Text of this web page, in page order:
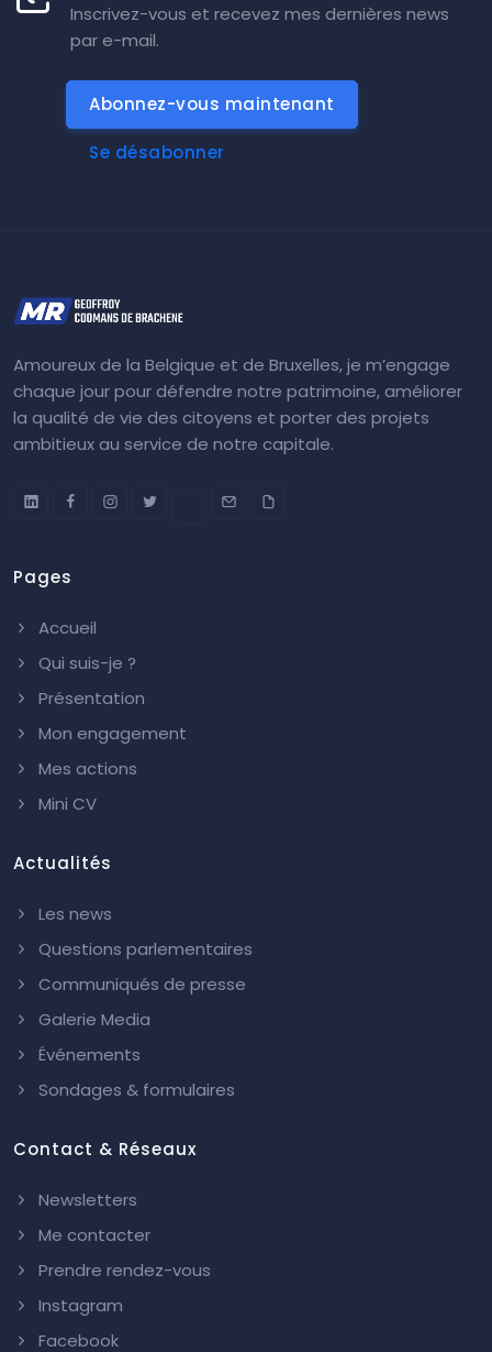
Inscrivez-vous et recevez mes dernières news
par e-mail.
Abonnez-vous maintenant
Se désabonner
Amoureux de la Belgique et de Bruxelles, je m’engage
chaque jour pour défendre notre patrimoine, améliorer
la qualité de vie des citoyens et porter des projets
ambitieux au service de notre capitale.
Pages
Accueil
Qui suis-je ?
Présentation
Mon engagement
Mes actions
Mini CV
Actualités
Les news
Questions parlementaires
Communiqués de presse
Galerie Media
Événements
Sondages & formulaires
Contact & Réseaux
Newsletters
Me contacter
Prendre rendez-vous
Instagram
Facebook